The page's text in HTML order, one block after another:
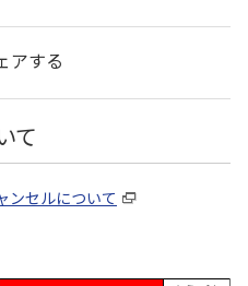
アする
て
ンセルについて